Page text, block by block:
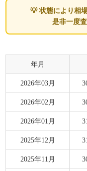
💡 状態により相
是非一度
年月
2026年03月
2026年02月
2026年01月
2025年12月
2025年11月